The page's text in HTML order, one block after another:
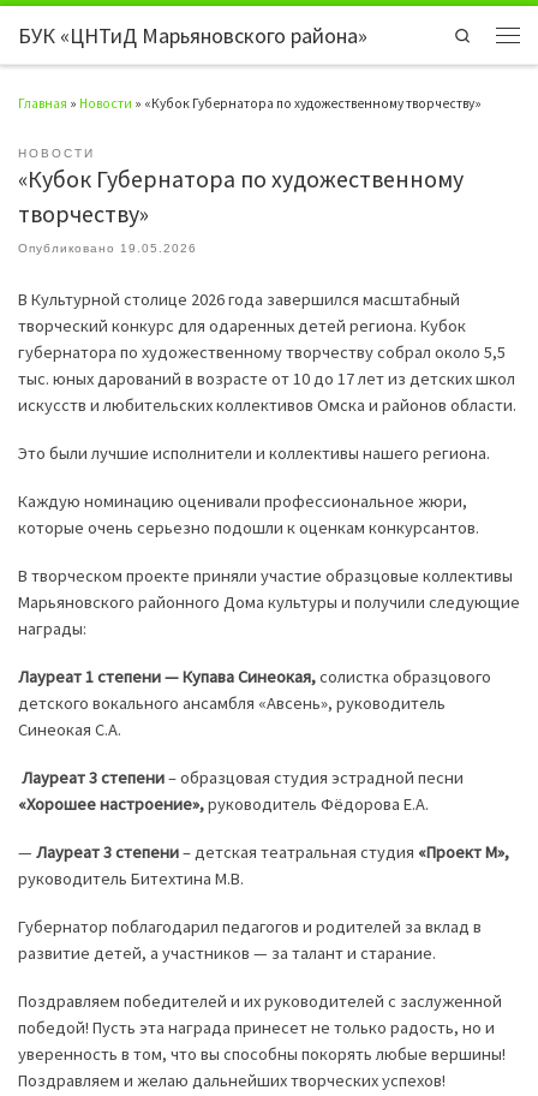
Перейти к содержимому
БУК «ЦНТиД Марьяновского района»
Search
Главная » Новости » «Кубок Губернатора по художественному творчеству»
НОВОСТИ
«Кубок Губернатора по художественному
творчеству»
Опубликовано 19.05.2026
В Культурной столице 2026 года завершился масштабный
творческий конкурс для одаренных детей региона. Кубок
губернатора по художественному творчеству собрал около 5,5
тыс. юных дарований в возрасте от 10 до 17 лет из детских школ
искусств и любительских коллективов Омска и районов области.
Это были лучшие исполнители и коллективы нашего региона.
Каждую номинацию оценивали профессиональное жюри,
которые очень серьезно подошли к оценкам конкурсантов.
В творческом проекте приняли участие образцовые коллективы
Марьяновского районного Дома культуры и получили следующие
награды:
Лауреат 1 степени — Купава Синеокая,солистка образцового
детского вокального ансамбля «Авсень», руководитель
Синеокая С.А.
Лауреат 3 степени– образцовая студия эстрадной песни
«Хорошее настроение»,руководитель Фёдорова Е.А.
— Лауреат 3 степени– детская театральная студия «Проект М»,
руководитель Битехтина М.В.
Губернатор поблагодарил педагогов и родителей за вклад в
развитие детей, а участников — за талант и старание.
Поздравляем победителей и их руководителей с заслуженной
победой! Пусть эта награда принесет не только радость, но и
уверенность в том, что вы способны покорять любые вершины!
Поздравляем и желаю дальнейших творческих успехов!